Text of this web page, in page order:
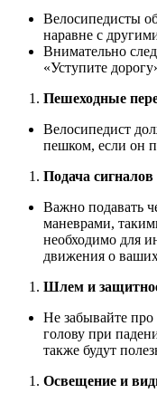
Велосипедисты
наравне с
Внимательно
«Уступите
Пешеходные
Велосипедист
пешком, если он
Подача
Важно подавать
маневрами,
необходимо для
движения о
Шлем и
Не забывайте
голову при
также будут
Освещение и